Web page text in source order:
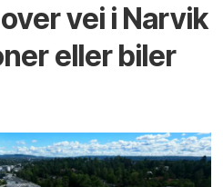
vei i Narvik
eller biler